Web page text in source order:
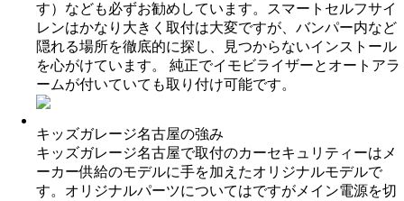
す）なども必ずお勧めしています。スマートセルフサイ
レンはかなり大きく取付は大変ですが、バンパー内など
隠れる場所を徹底的に探し、見つからないインストール
を心がけています。 純正でイモビライザーとオートアラ
ームが付いていても取り付け可能です。
キッズガレージ名古屋の強み
キッズガレージ名古屋で取付のカーセキュリティーはメ
ーカー供給のモデルに手を加えたオリジナルモデルで
す。オリジナルパーツについてはですがメイン電源を切